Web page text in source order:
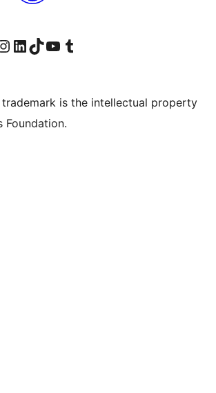
Threads
stránku na Facebooku
náš účet Instagram
Navštívte náš účet LinkedIn
Navštívte náš účet na platforme TikTok
Navštívte náš kanál YouTube
Navštívte náš účet na platforme Tumblr
trademark is the intellectual property
Foundation.